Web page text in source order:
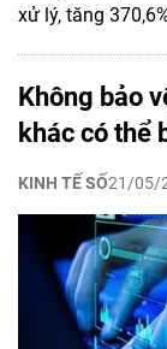
xử lý, tăng
Không bảo
khác có thể
KINH TẾ SỐ21/05/